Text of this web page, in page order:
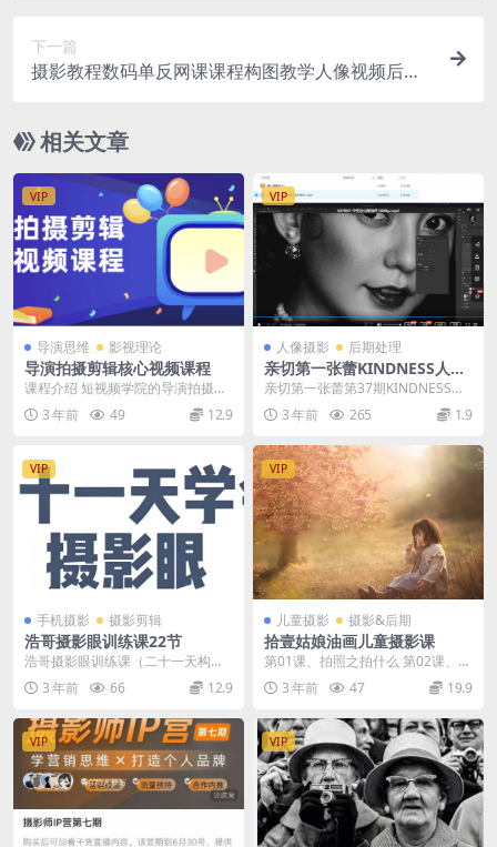
下一篇
摄影教程数码单反网课课程构图教学人像视频后期
相关文章
VIP
导演思维 影视理论
导演拍摄剪辑核心视频课程
课程介绍 短视频学院的导演拍摄剪
辑核心课，主要内容结合导演思
维、互联网运营经验，...
3 年前 49 12.9
VIP
人像摄影 后期处理
亲切第一张蕾KINDNESS人像
精修第三十七期
亲切第一张蕾第37期KINDNESS人
像PS精修教程【画质高清有素材】
3 年前 265 1.9
VIP
手机摄影 摄影剪辑
浩哥摄影眼训练课22节
浩哥摄影眼训练课（二十一天构图
能力养成记） 浩哥摄影眼训练课
（二十一天构图能力养...
3 年前 66 12.9
VIP
儿童摄影 摄影&后期
拾壹姑娘油画儿童摄影课
第01课、拍照之拍什么 第02课、相
机是拍照的东西 第03课、油画风儿
童摄影构图...
3 年前 47 19.9
VIP VIP